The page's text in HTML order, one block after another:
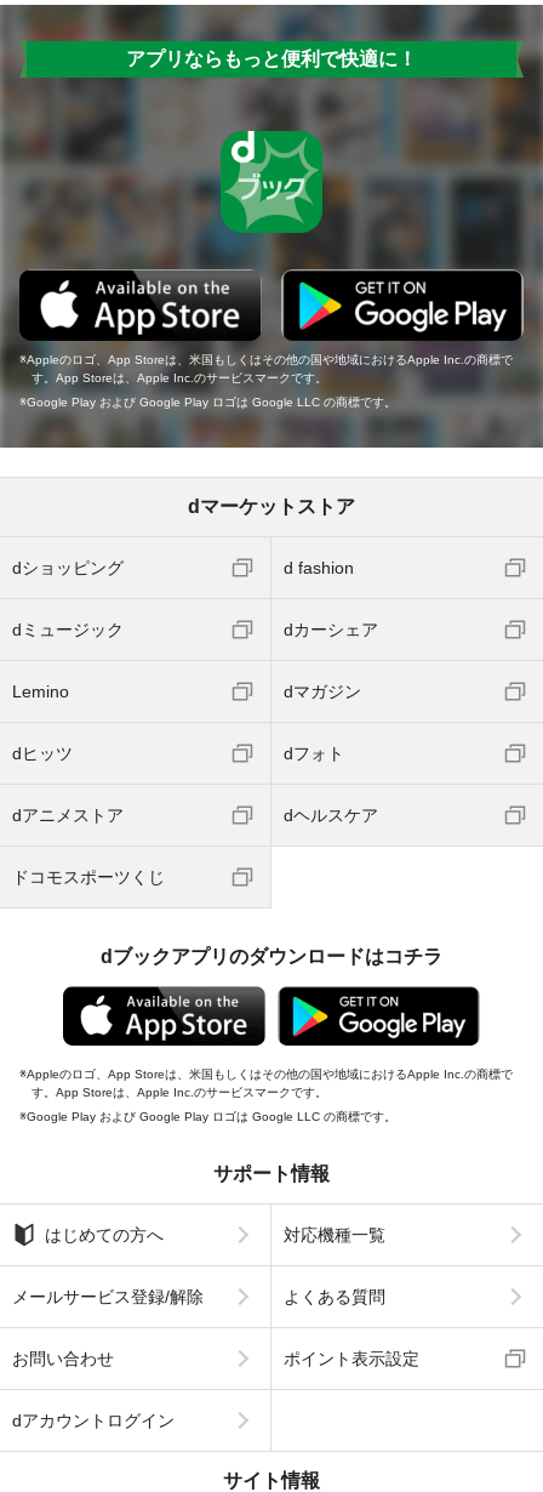
アプリならもっと便利で快適に！
Appleのロゴ、App Storeは、米国もしくはその他の国や地域におけるApple Inc.の商標で
す。App Storeは、Apple Inc.のサービスマークです。
Google Play および Google Play ロゴは Google LLC の商標です。
dマーケットストア
dショッピング d fashion
dミュージック dカーシェア
Lemino dマガジン
dヒッツ dフォト
dアニメストア dヘルスケア
ドコモスポーツくじ
dブックアプリのダウンロードはコチラ
Appleのロゴ、App Storeは、米国もしくはその他の国や地域におけるApple Inc.の商標で
す。App Storeは、Apple Inc.のサービスマークです。
Google Play および Google Play ロゴは Google LLC の商標です。
サポート情報
はじめての方へ 対応機種一覧
メールサービス登録/解除 よくある質問
お問い合わせ ポイント表示設定
dアカウントログイン
サイト情報